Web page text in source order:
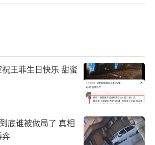
王菲生日快乐 甜蜜
底谁被做局了 真相
弈